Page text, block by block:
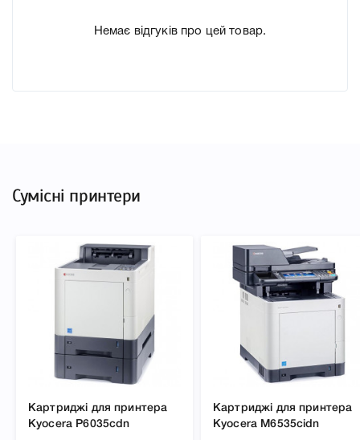
Немає відгуків про цей товар.
Сумісні принтери
Картриджі для принтера
Kyocera P6035cdn
Картриджі для принтера
Kyocera M6535cidn